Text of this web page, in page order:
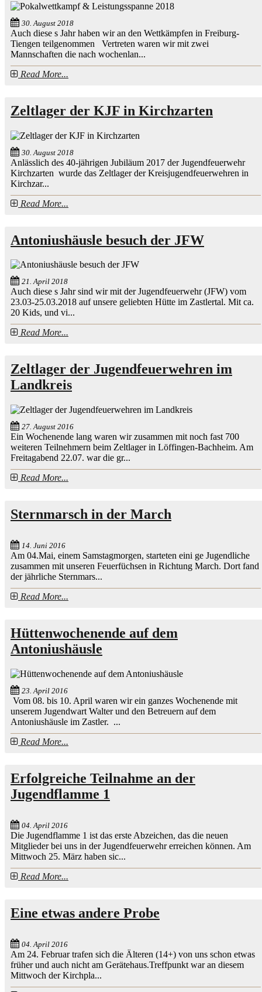
30. August 2018
Auch diese s Jahr haben wir an den Wettkämpfen in Freiburg-
Tiengen teilgenommen Vertreten waren wir mit zwei
Mannschaften die nach wochenlan...
Read More...
Zeltlager der KJF in Kirchzarten
30. August 2018
Anlässlich des 40-jährigen Jubiläum 2017 der Jugendfeuerwehr
Kirchzarten wurde das Zeltlager der Kreisjugendfeuerwehren in
Kirchzar...
Read More...
Antoniushäusle besuch der JFW
21. April 2018
Auch diese s Jahr sind wir mit der Jugendfeuerwehr (JFW) vom
23.03-25.03.2018 auf unsere geliebten Hütte im Zastlertal. Mit ca.
20 Kids, und vi...
Read More...
Zeltlager der Jugendfeuerwehren im
Landkreis
27. August 2016
Ein Wochenende lang waren wir zusammen mit noch fast 700
weiteren Teilnehmern beim Zeltlager in Löffingen-Bachheim. Am
Freitagabend 22.07. war die gr...
Read More...
Sternmarsch in der March
14. Juni 2016
Am 04.Mai, einem Samstagmorgen, starteten eini ge Jugendliche
zusammen mit unseren Feuerfüchsen in Richtung March. Dort fand
der jährliche Sternmars...
Read More...
Hüttenwochenende auf dem
Antoniushäusle
23. April 2016
Vom 08. bis 10. April waren wir ein ganzes Wochenende mit
unserem Jugendwart Walter und den Betreuern auf dem
Antoniushäusle im Zastler. ...
Read More...
Erfolgreiche Teilnahme an der
Jugendflamme 1
04. April 2016
Die Jugendflamme 1 ist das erste Abzeichen, das die neuen
Mitglieder bei uns in der Jugendfeuerwehr erreichen können. Am
Mittwoch 25. März haben sic...
Read More...
Eine etwas andere Probe
04. April 2016
Am 24. Februar trafen sich die Älteren (14+) von uns schon etwas
früher und auch nicht am Gerätehaus.Treffpunkt war an diesem
Mittwoch der Kirchpla...